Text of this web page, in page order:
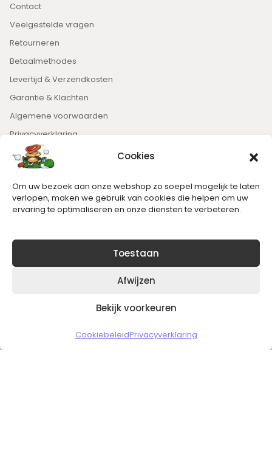
Cookies
Om uw bezoek aan onze webshop zo soepel mogelijk te laten
verlopen, maken we gebruik van cookies die helpen om uw
ervaring te optimaliseren en onze diensten te verbeteren.
Toestaan
Afwijzen
Bekijk voorkeuren
CookiebeleidPrivacyverklaring
Contact
Veelgestelde vragen
Retourneren
Betaalmethodes
Levertijd & Verzendkosten
Garantie & Klachten
Algemene voorwaarden
Privacyverklaring
Nieuwsbrief
Blijft op de hoogte van het laatste nieuws.